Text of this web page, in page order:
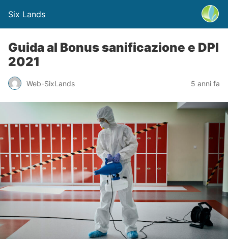
Six Lands
Guida al Bonus sanificazione e DPI
2021
Web-SixLands 5 anni fa